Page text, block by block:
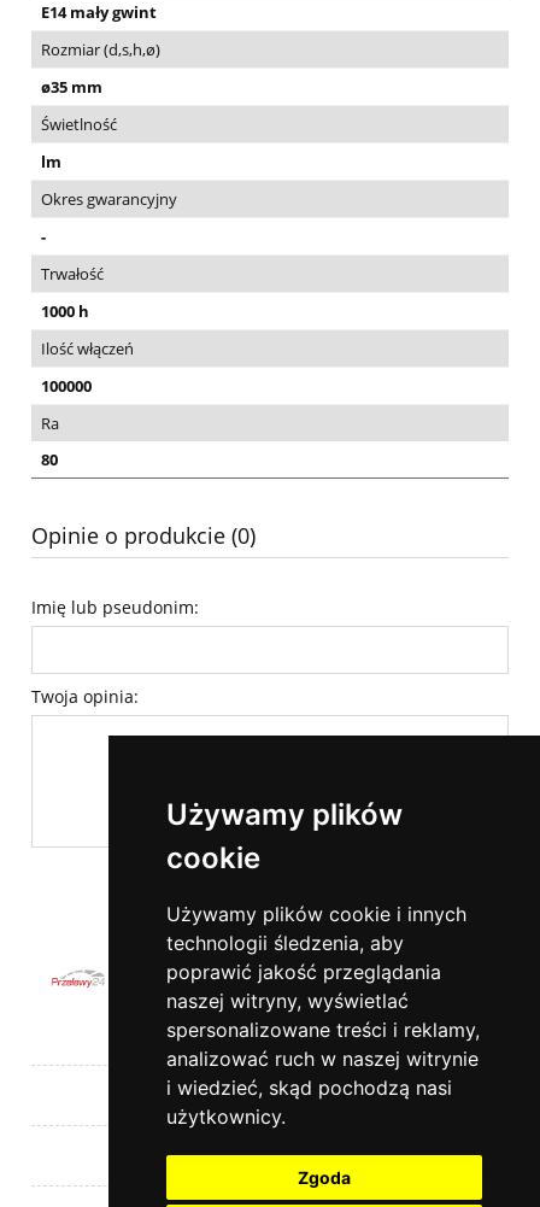
Używamy plików
cookie
Używamy plików cookie i innych
technologii śledzenia, aby
poprawić jakość przeglądania
naszej witryny, wyświetlać
spersonalizowane treści i reklamy,
analizować ruch w naszej witrynie
i wiedzieć, skąd pochodzą nasi
użytkownicy.
Zgoda
E14 mały gwint
Rozmiar (d,s,h,ø)
ø35 mm
Świetlność
lm
Okres gwarancyjny
-
Trwałość
1000 h
Ilość włączeń
100000
Ra
80
Opinie o produkcie (0)
Imię lub pseudonim:
Twoja opinia:
Pomoc
Moje konto
Płatności i dostawa